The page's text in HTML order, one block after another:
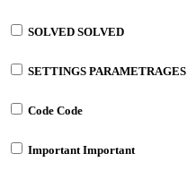
SOLVED SOLVED
SETTINGS PARAMETRAGES
Code Code
ImportantImportant